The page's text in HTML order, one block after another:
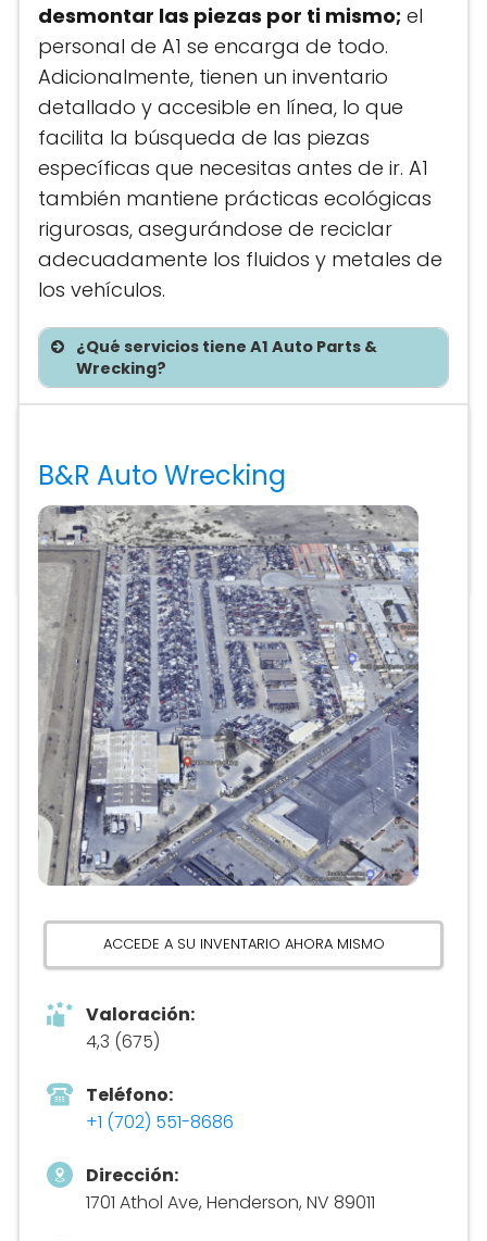
desmontar las piezas por ti mismo; el
personal de A1 se encarga de todo.
Adicionalmente, tienen un inventario
detallado y accesible en línea, lo que
facilita la búsqueda de las piezas
específicas que necesitas antes de ir. A1
también mantiene prácticas ecológicas
rigurosas, asegurándose de reciclar
adecuadamente los fluidos y metales de
los vehículos.
¿Qué servicios tiene A1 Auto Parts &
Wrecking?
Precios de partes
B&R Auto Wrecking
ACCEDE A SU INVENTARIO AHORA MISMO
Valoración:
4,3 (675)
Teléfono:
+1 (702) 551-8686
Dirección:
1701 Athol Ave, Henderson, NV 89011